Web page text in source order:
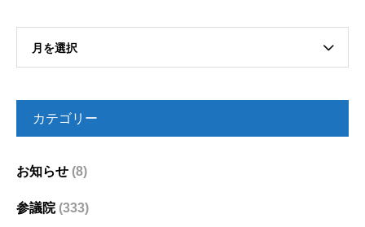
月を選択
カテゴリー
お知らせ (8)
参議院(333)